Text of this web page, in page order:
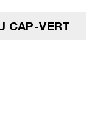
CAP-VERT